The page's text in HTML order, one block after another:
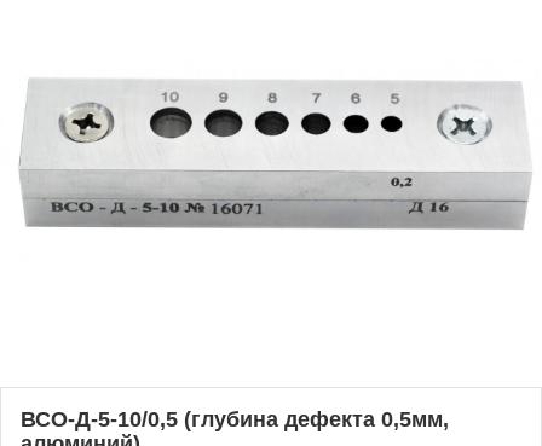
ВСО-Д-5-10/0,5 (глубина дефекта 0,5мм,